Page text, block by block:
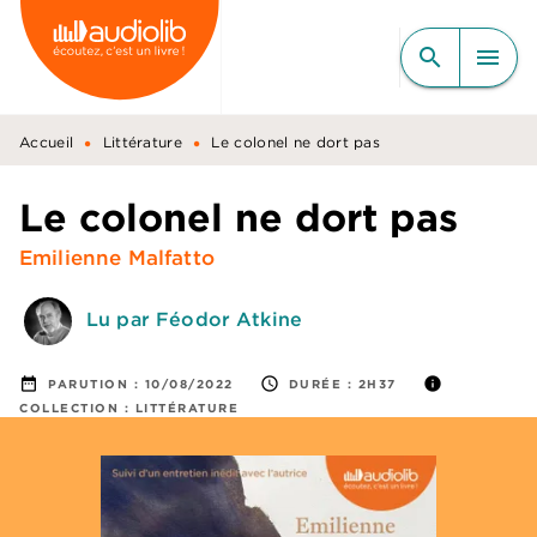
MENU RECHERCHE
CONTENU
PIED DE PAGE
search menu
Accueil • Littérature • Le colonel ne dort pas
Le colonel ne dort pas
Emilienne Malfatto
Lu par Féodor Atkine
date_range PARUTION : 10/08/2022 access_time DURÉE : 2H37 info
COLLECTION : LITTÉRATURE